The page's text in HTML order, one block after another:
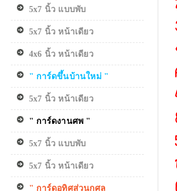
5x7 นิ้ว แบบพับ
5x7 นิ้ว หน้าเดียว
4x6 นิ้ว หน้าเดียว
" การ์ดขึ้นบ้านใหม่ "
5x7 นิ้ว หน้าเดียว
" การ์ดงานศพ "
5x7 นิ้ว แบบพับ
5x7 นิ้ว หน้าเดียว
" การ์ดอทิศส่วนกุศล